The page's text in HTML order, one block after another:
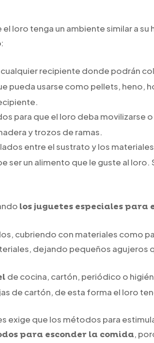
loro tenga un ambiente similar a
:
cualquier recipiente donde podrán
pueda usarse como pellets, heno,
para que el loro deba movilizarse
y trozos de ramas.
entre el sustrato y los
ser un alimento que le guste al
los juguetes especiales para
cubriendo con materiales como
dejando pequeños agujeros
de cocina, cartón, periódico o
de cartón, de esta forma el loro
exige que los métodos para
para esconder la comida,